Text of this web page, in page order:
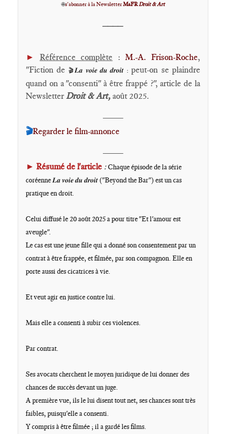
🌐s'abonner à la NewsletterMaFRDroit & Art
► Référence complète : M.-A. Frison-Roche,
"Fiction de 🎬𝑳𝒂 𝒗𝒐𝒊𝒆 𝒅𝒖 𝒅𝒓𝒐𝒊𝒕 :peut-on se plaindre
quand on a "consenti" à être frappé ?", article de la
Newsletter Droit & Art, août 2025.
🎬Regarder le film-annonce
► Résumé de l'article :Chaque épisode de la série
coréenne 𝑳𝒂 𝒗𝒐𝒊𝒆 𝒅𝒖 𝒅𝒓𝒐𝒊𝒕 ("Beyond the Bar") est un cas
pratique en droit.
Celui diffusé le 20 août 2025 a pour titre "Et l'amour est
aveugle".
Le cas est une jeune fille qui a donné son consentementpar un
contratà être frappée, et filmée, par son compagnon. Elle en
porte aussi des cicatrices à vie.
Et veut agir en justice contre lui.
Mais elle a consenti à subir ces violences.
Par contrat.
Ses avocatscherchent le moyen juridique de lui donner des
chances de succès devant un juge.
A première vue, ils le lui disent tout net, ses chances sont très
faibles, puisqu'elle a consenti.
Y compris à être filmée ; il a gardé les films.